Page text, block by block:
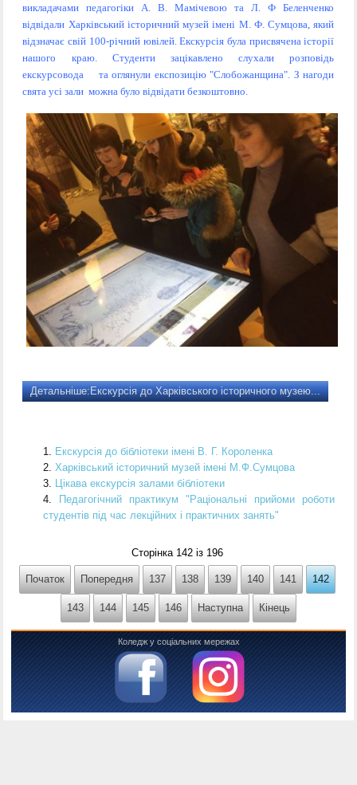
викладачами педагогіки А. В. Мамічевою та Л. Ф Беленченко
відвідали Харківський історичний музей імені М. Ф. Сумцова, який
відзначає свій 100-річний ювілей. Екскурсія була присвячена історії
нашого краю. Студенти зацікавлено слухали розповідь
екскурсовода та оглянули експозицію "Слобожанщина". З нагоди
свята усі зали можна було відвідати безкоштовно.
Детальніше:Екскурсія до Харківського історичного музею...
Екскурсія до бібліотеки імені В. Г. Короленка
Харківський історичний музей імені М.Ф.Сумцова
Цікава екскурсія залами бібліотеки
Педагогічний практикум "Раціональні прийоми роботи
студентів під час лекційних і практичних занять"
Сторінка 142 із 196
Початок Попередня 137 138 139 140 141 142
143 144 145 146 Наступна Кінець
Коледж у соціальних мережах